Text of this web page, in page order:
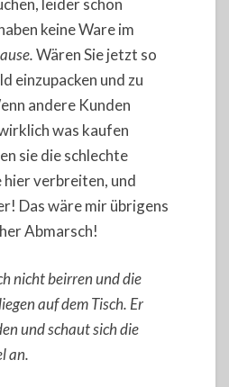
leider schon
keine Ware im
Wären Sie jetzt so
einzupacken und zu
andere Kunden
was kaufen
sie die schlechte
hier verbreiten, und
Das wäre mir übrigens
Abmarsch!
nicht beirren und die
auf dem Tisch. Er
und schaut sich die
an.